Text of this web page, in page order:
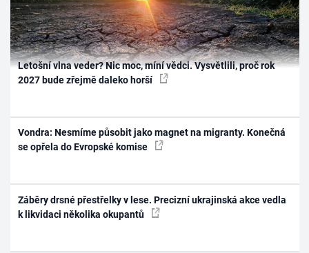
Letošní vlna veder? Nic moc, míní vědci. Vysvětlili, proč rok
2027 bude zřejmě daleko horší
Vondra: Nesmíme působit jako magnet na migranty. Konečná
se opřela do Evropské komise
Záběry drsné přestřelky v lese. Precizní ukrajinská akce vedla
k likvidaci několika okupantů